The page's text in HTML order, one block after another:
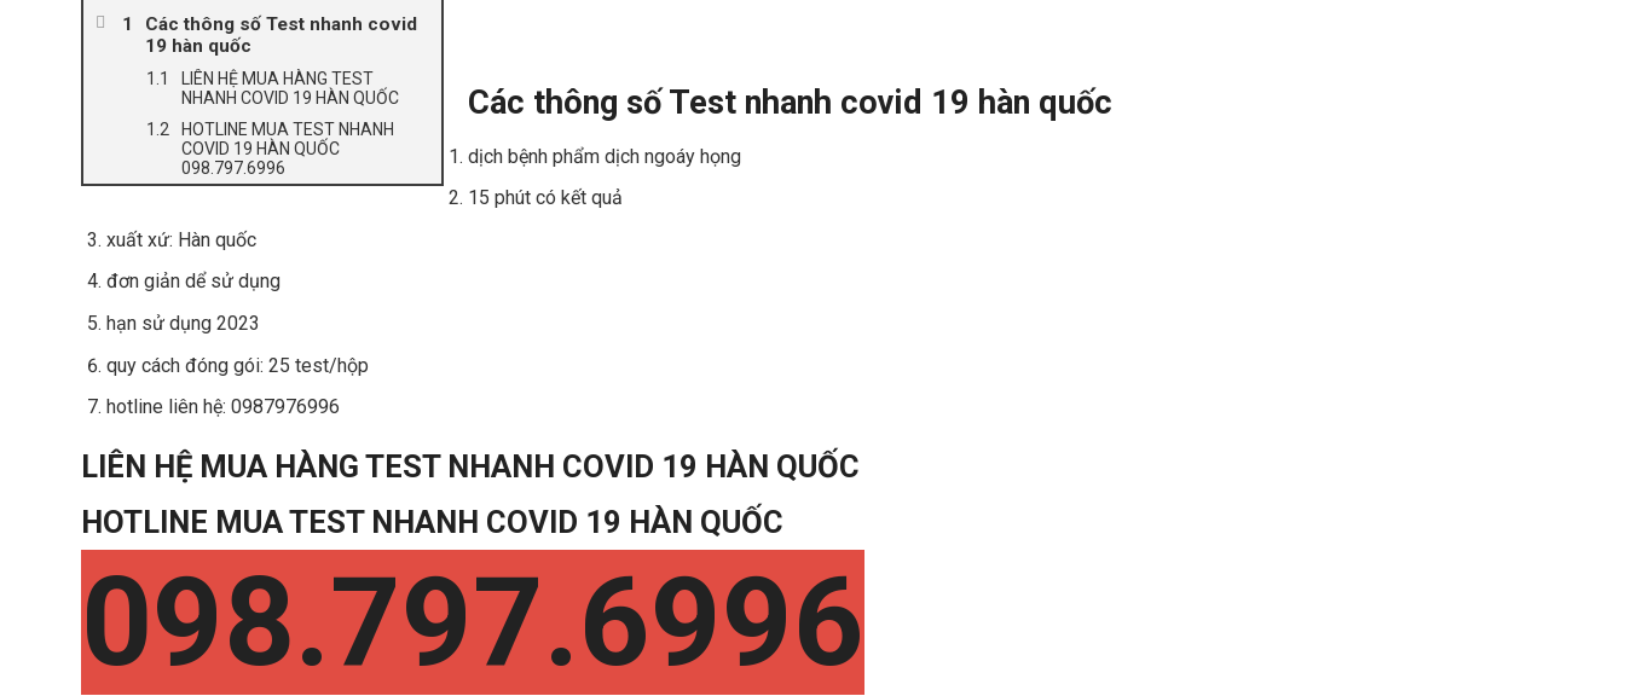
Các thông số Test nhanh covid
19 hàn quốc
LIÊN HỆ MUA HÀNG TEST
NHANH COVID 19 HÀN QUỐC
HOTLINE MUA TEST NHANH
COVID 19 HÀN QUỐC
098.797.6996
Các thông số Test nhanh covid 19 hàn quốc
dịch bệnh phẩm dịch ngoáy họng
15 phút có kết quả
xuất xứ: Hàn quốc
đơn giản dể sử dụng
hạn sử dụng 2023
quy cách đóng gói: 25 test/hộp
hotline liên hệ: 0987976996
LIÊN HỆ MUA HÀNG TEST NHANH COVID 19 HÀN QUỐC
HOTLINE MUA TEST NHANH COVID 19 HÀN QUỐC
098.797.6996